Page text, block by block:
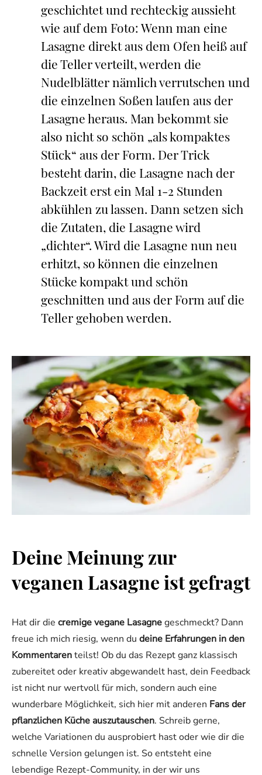
geschichtet und rechteckig aussieht
wie auf dem Foto: Wenn man eine
Lasagne direkt aus dem Ofen heiß auf
die Teller verteilt, werden die
Nudelblätter nämlich verrutschen und
die einzelnen Soßen laufen aus der
Lasagne heraus. Man bekommt sie
also nicht so schön „als kompaktes
Stück“ aus der Form. Der Trick
besteht darin, die Lasagne nach der
Backzeit erst ein Mal 1-2 Stunden
abkühlen zu lassen. Dann setzen sich
die Zutaten, die Lasagne wird
„dichter“. Wird die Lasagne nun neu
erhitzt, so können die einzelnen
Stücke kompakt und schön
geschnitten und aus der Form auf die
Teller gehoben werden.
Deine Meinung zur
veganen Lasagne ist gefragt
Hat dir die cremige vegane Lasagnegeschmeckt? Dann
freue ich mich riesig, wenn du deine Erfahrungen in den
Kommentarenteilst! Ob du das Rezept ganz klassisch
zubereitet oder kreativ abgewandelt hast, dein Feedback
ist nicht nur wertvoll für mich, sondern auch eine
wunderbare Möglichkeit, sich hier mit anderen Fans der
pflanzlichen Küche auszutauschen. Schreib gerne,
welche Variationen du ausprobiert hast oder wie dir die
schnelle Version gelungen ist. So entsteht eine
lebendige Rezept-Community, in der wir uns